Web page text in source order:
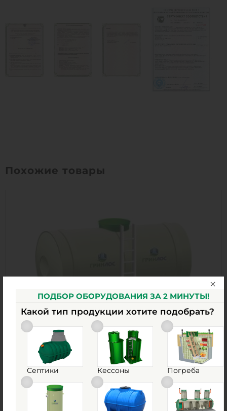
Похожие товары
Емкость ГРИНЛОС 10 м3 горизонтальная
цилиндрическая наземная
Есть в наличии
Объем:
10 м3
Д х Ш х В:
4х1.92х1.92 м
ПОДБОР ОБОРУДОВАНИЯ ЗА 2 МИНУТЫ!
Какой тип продукции хотите подобрать?
Септики Кессоны Погреба